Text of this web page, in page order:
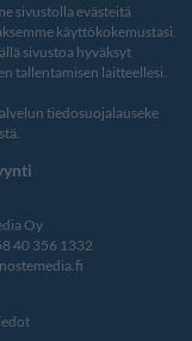
sivustolla evästeitä
käyttökokemustasi.
sivustoa hyväksyt
tallentamisen laitteellesi.
tiedosuojalauseke
Oy
40 356 1332